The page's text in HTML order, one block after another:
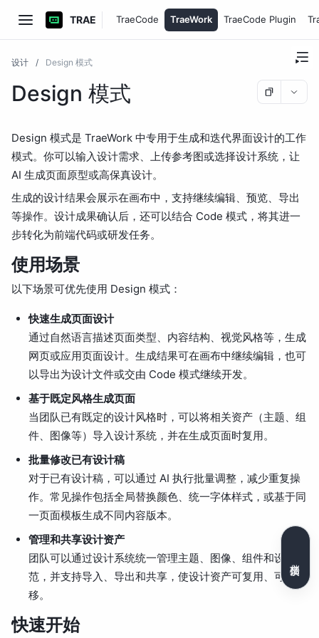
TRAE TraeCode TraeWork TraeCode Plugin
设计 / Design 模式
Design 模式
Design 模式是 TraeWork 中专用于生成和迭代界面设计的工作
模式。你可以输入设计需求、上传参考图或选择设计系统，让
AI 生成页面原型或高保真设计。
生成的设计结果会展示在画布中，支持继续编辑、预览、导出
等操作。设计成果确认后，还可以结合 Code 模式，将其进一
步转化为前端代码或研发任务。
使用场景
以下场景可优先使用 Design 模式：
快速生成页面设计
通过自然语言描述页面类型、内容结构、视觉风格等，生成
网页或应用页面设计。生成结果可在画布中继续编辑，也可
以导出为设计文件或交由 Code 模式继续开发。
基于既定风格生成页面
当团队已有既定的设计风格时，可以将相关资产（主题、组
件、图像等）导入设计系统，并在生成页面时复用。
批量修改已有设计稿
对于已有设计稿，可以通过 AI 执行批量调整，减少重复操
作。常见操作包括全局替换颜色、统一字体样式，或基于同
一页面模板生成不同内容版本。
管理和共享设计资产
团队可以通过设计系统统一管理主题、图像、组件和设计规
范，并支持导入、导出和共享，使设计资产可复用、可迁
移。
快速开始